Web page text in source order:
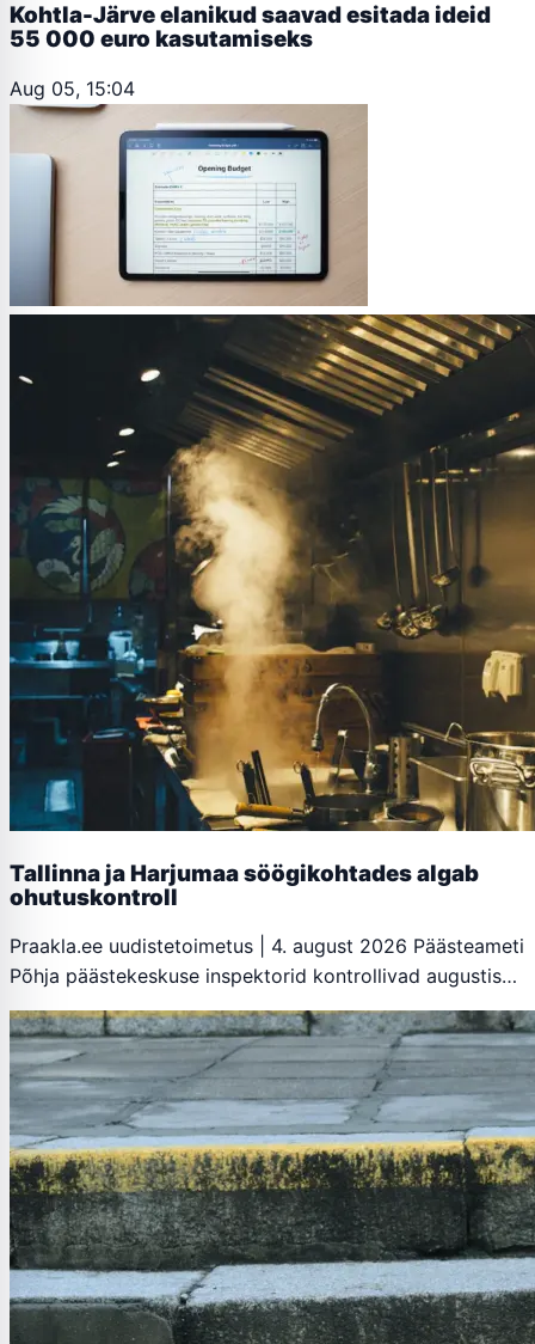
Kohtla-Järve elanikud saavad esitada ideid
55 000 euro kasutamiseks
Aug 05, 15:04
Tallinna ja Harjumaa söögikohtades algab
ohutuskontroll
Praakla.ee uudistetoimetus | 4. august 2026 Päästeameti
Põhja päästekeskuse inspektorid kontrollivad augustis…